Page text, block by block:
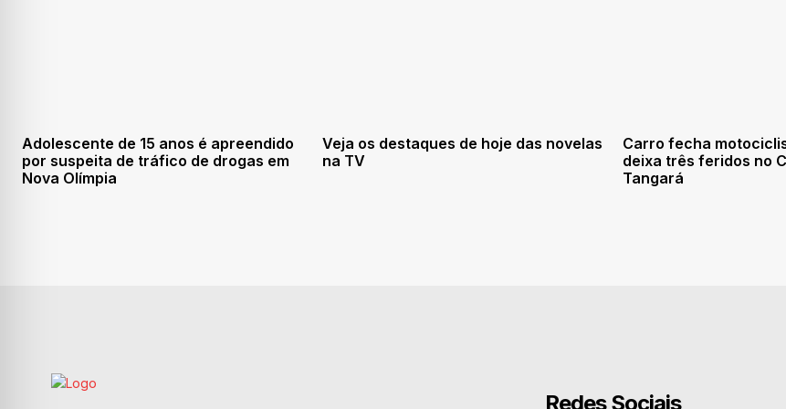
Adolescente de 15 anos é apreendido
por suspeita de tráfico de drogas em
Nova Olímpia
Veja os destaques de hoje das novelas
na TV
Carro fecha
deixa três feridos no
Tangará
Redes Sociais